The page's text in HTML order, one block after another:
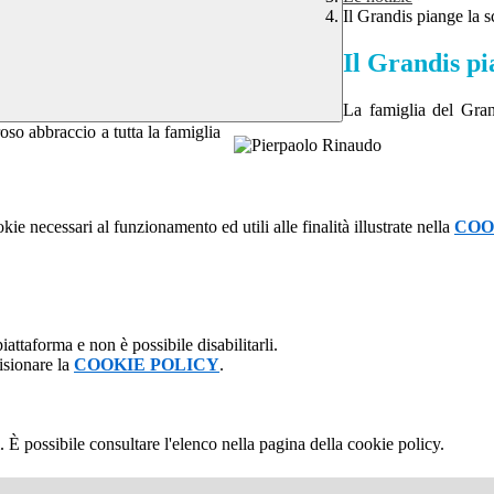
Il Grandis piange la
Il Grandis
La famiglia del
abbraccio a tutta la famiglia
necessari al funzionamento ed utili alle finalità illustrate nella
e non è possibile disabilitarli.
la COOKIE POLICY.
possibile consultare l'elenco nella pagina della cookie policy.